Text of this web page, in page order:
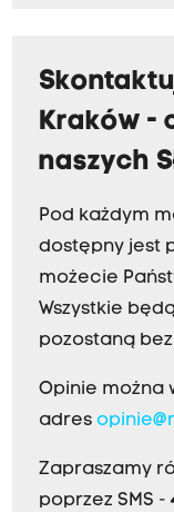
Kraków -
naszych
Pod każdym
dostępny jest
możecie
Wszystkie
pozostaną
Opinie można
adres
Zapraszamy
poprzez SMS -